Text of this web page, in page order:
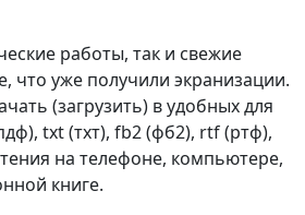
работы, так и свежие
что уже получили экранизации.
(загрузить) в удобных для
txt (тхт), fb2 (фб2), rtf (ртф),
на телефоне, компьютере,
книге.